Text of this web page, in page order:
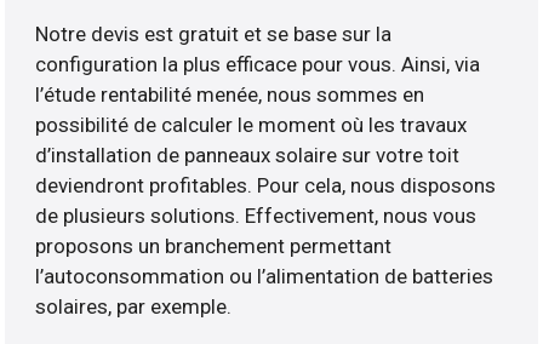
Notre devis est gratuit et se base sur la
configuration la plus efficace pour vous. Ainsi, via
l’étude rentabilité menée, nous sommes en
possibilité de calculer le moment où les travaux
d’installation de panneaux solaire sur votre toit
deviendront profitables. Pour cela, nous disposons
de plusieurs solutions. Effectivement, nous vous
proposons un branchement permettant
l’autoconsommation ou l’alimentation de batteries
solaires, par exemple.